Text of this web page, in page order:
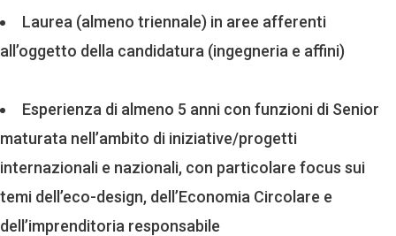
Laurea (almeno triennale) in aree afferenti
all’oggetto della candidatura (ingegneria e affini)
Esperienza di almeno 5 anni con funzioni di Senior
maturata nell’ambito di iniziative/progetti
internazionali e nazionali, con particolare focus sui
temi dell’eco-design, dell’Economia Circolare e
dell’imprenditoria responsabile